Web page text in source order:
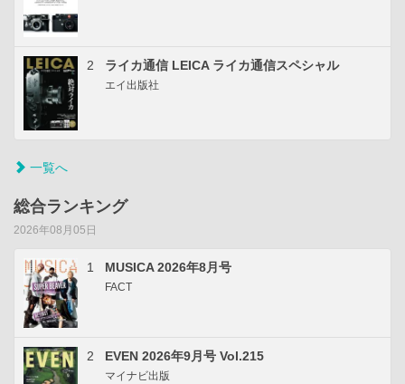
2 ライカ通信 LEICA ライカ通信スペシャル
エイ出版社
一覧へ
総合ランキング
2026年08月05日
1 MUSICA 2026年8月号
FACT
2 EVEN 2026年9月号 Vol.215
マイナビ出版